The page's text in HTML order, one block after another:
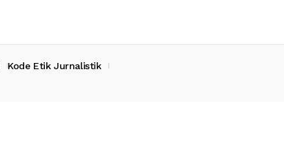
Kode Etik Jurnalistik